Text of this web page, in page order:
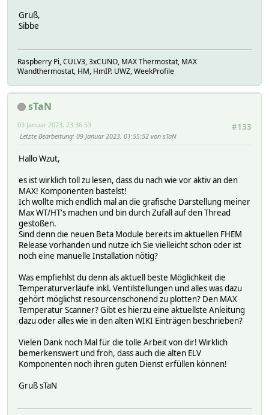
Gruß,
Sibbe
Raspberry Pi, CULV3, 3xCUNO, MAX Thermostat, MAX
Wandthermostat, HM, HmIP. UWZ, WeekProfile
sTaN
#133
03 Januar 2023, 23:36:53
Letzte Bearbeitung: 09 Januar 2023, 01:55:52 von sTaN
Hallo Wzut,
es ist wirklich toll zu lesen, dass du nach wie vor aktiv an den
MAX! Komponenten bastelst!
Ich wollte mich endlich mal an die grafische Darstellung meiner
Max WT/HT's machen und bin durch Zufall auf den Thread
gestoßen.
Sind denn die neuen Beta Module bereits im aktuellen FHEM
Release vorhanden und nutze ich Sie vielleicht schon oder ist
noch eine manuelle Installation nötig?
Was empfiehlst du denn als aktuell beste Möglichkeit die
Temperaturverläufe inkl. Ventilstellungen und alles was dazu
gehört möglichst resourcenschonend zu plotten? Den MAX
Temperatur Scanner? Gibt es hierzu eine aktuellste Anleitung
dazu oder alles wie in den alten WIKI Einträgen beschrieben?
Vielen Dank noch Mal für die tolle Arbeit von dir! Wirklich
bemerkenswert und froh, dass auch die alten ELV
Komponenten noch ihren guten Dienst erfüllen können!
Gruß sTaN